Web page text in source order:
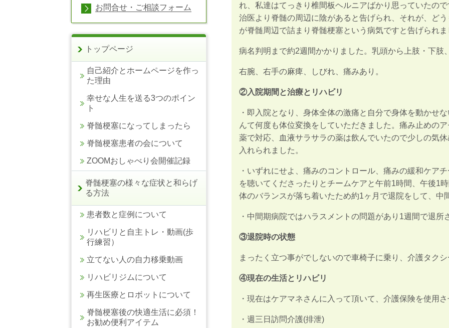
れ、私達はてっきり椎間板ヘルニアばかり思っていたの
治医より脊髄の周辺に陰があると告げられ、それが、ど
が脊髄周辺で詰まり脊髄梗塞という病気ですと告げられま
病名判明まで約2週間かかりました。乳頭から上肢・下肢
右腕、右手の麻痺、しびれ、痛みあり。
②入院期間と治療とリハビリ
・即入院となり、身体全体の激痛と自分で身体を動かせ
んて何度も体位変換をしていただきました。痛み止めの
薬で対応、血液サラサラの薬は飲んでいたので少しの気
入れられました。
・いずれにせよ、痛みのコントロール、痛みの緩和ケア
を聴いてくださったりとチームケアと午前1時間、午後1
体のバランスが落ち着いたため約1ヶ月で退院をして、中
・中間期病院ではハラスメントの問題があり1週間で退所
③退院時の状態
まったく立つ事がでしないので車椅子に乗り、介護タクシ
④現在の生活とリハビリ
・現在はケアマネさんに入って頂いて、介護保険を使用
・週三日訪問介護(排泄)
お問合せ・ご相談フォーム
トップページ
自己紹介とホームページを作っ
た理由
幸せな人生を送る3つのポイン
ト
脊髄梗塞になってしまったら
脊髄梗塞患者の会について
ZOOMおしゃべり会開催記録
脊髄梗塞の様々な症状と和らげ
る方法
患者数と症例について
リハビリと自主トレ・動画(歩
行練習）
立てない人の自力移乗動画
リハビリジムについて
再生医療とロボットについて
脊髄梗塞後の快適生活に必須！
お勧め便利アイテム